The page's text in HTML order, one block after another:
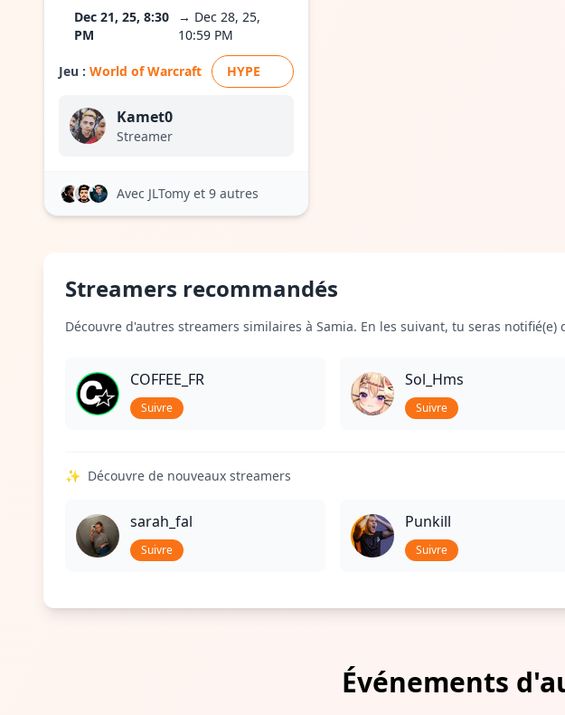
Dec 21, 25, 8:30
PM
→ Dec 28, 25,
10:59 PM
Jeu : World of Warcraft HYPE
Kamet0
Streamer
Avec JLTomy et 9 autres
Streamers recommandés
Découvre d'autres streamers similaires à Samia. En les suivant, tu seras
COFFEE_FR
Suivre
Sol_Hms
Suivre
✨ Découvre de nouveaux streamers
sarah_fal
Suivre
Punkill
Suivre
Événements